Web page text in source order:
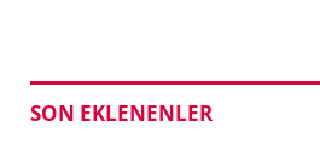
SON EKLENENLER